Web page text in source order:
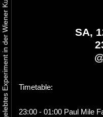
SA,
Timetable:
23:00 - 01:00 Paul Mile